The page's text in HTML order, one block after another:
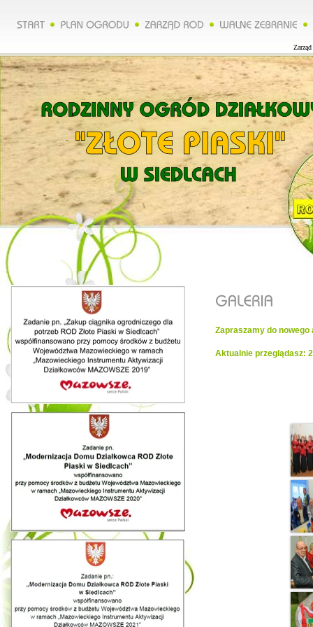
Zapraszamy do nowego
Aktualnie przeglądasz: